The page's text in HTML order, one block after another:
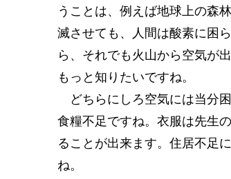
うことは、例えば地球上の森
滅させても、人間は酸素に困
ら、それでも火山から空気が
もっと知りたいですね。
どちらにしろ空気には当分
食糧不足ですね。衣服は先生
ることが出来ます。住居不足
ね。